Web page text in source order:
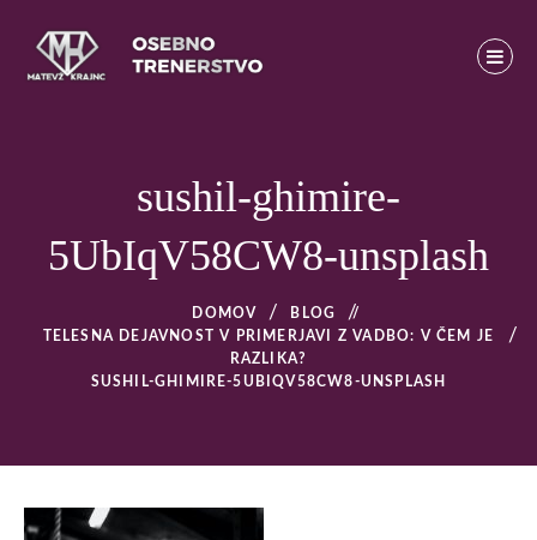
content
sushil-ghimire-
5UbIqV58CW8-unsplash
DOMOV BLOG
/
TELESNA DEJAVNOST V PRIMERJAVI Z VADBO: V ČEM JE
RAZLIKA?
SUSHIL-GHIMIRE-5UBIQV58CW8-UNSPLASH